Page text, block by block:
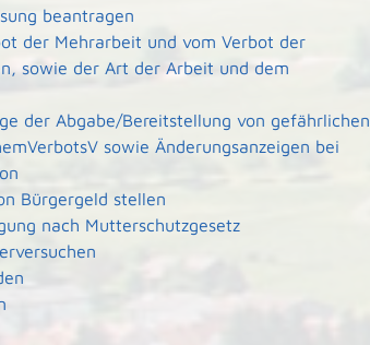
beantragen
der Mehrarbeit und vom Verbot der
sowie der Art der Arbeit und dem
der Abgabe/Bereitstellung von gefährlichen
sowie Änderungsanzeigen bei
Bürgergeld stellen
nach Mutterschutzgesetz